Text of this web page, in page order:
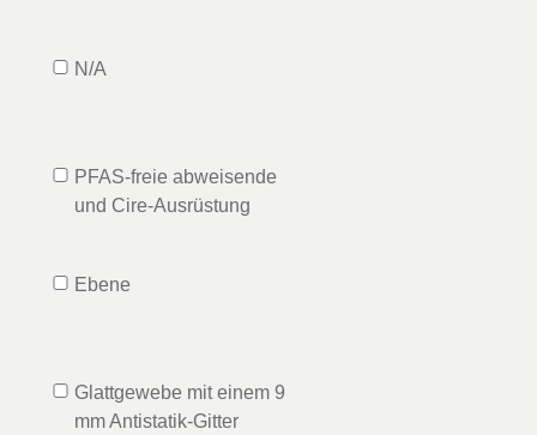
N/A
PFAS-freie abweisende
und Cire-Ausrüstung
Ebene
Glattgewebe mit einem 9
mm Antistatik-Gitter